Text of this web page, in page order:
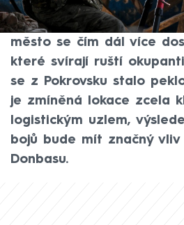
ale jistě přesouvá před
Pokrovsku. Toto
město se čím dál více
které svírají ruští
se z Pokrovsku stalo
je zmíněná lokace zcela
logistickým uzlem,
bojů bude mít značný
Donbasu.